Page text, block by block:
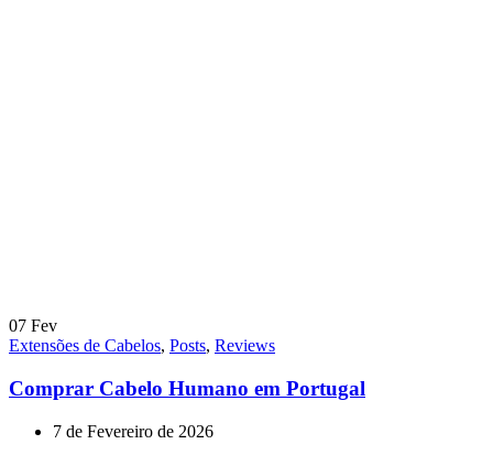
07 Fev
Extensões de Cabelos, Posts, Reviews
Comprar Cabelo Humano em Portugal
7 de Fevereiro de 2026